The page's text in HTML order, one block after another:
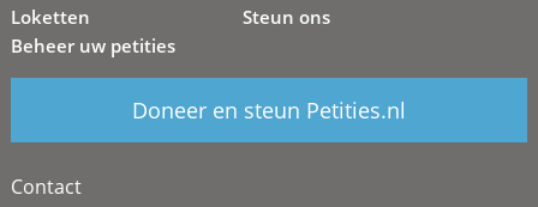
Loketten
Beheer uw petities
Steun ons
Doneer en steun Petities.nl
Contact